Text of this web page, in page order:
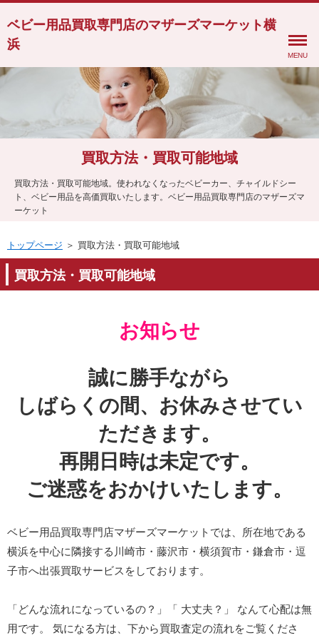
ベビー用品買取専門店のマザーズマーケット横
浜
MENU
買取方法・買取可能地域
買取方法・買取可能地域。使われなくなったベビーカー、チャイルドシー
ト、ベビー用品を高価買取いたします。ベビー用品買取専門店のマザーズマ
ーケット
トップページ ＞ 買取方法・買取可能地域
買取方法・買取可能地域
お知らせ
誠に勝手ながら
しばらくの間、お休みさせてい
ただきます。
再開日時は未定です。
ご迷惑をおかけいたします。
ベビー用品買取専門店マザーズマーケットでは、所在地である
横浜を中心に隣接する川崎市・藤沢市・横須賀市・鎌倉市・逗
子市へ出張買取サービスをしております。
「どんな流れになっているの？」「 大丈夫？」 なんて心配は無
用です。 気になる方は、下から買取査定の流れをご覧くださ